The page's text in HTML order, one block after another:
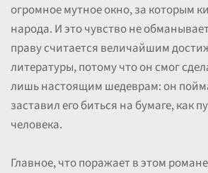
огромное мутное окно, за которым
народа. И это чувство не
праву считается величайшим
литературы, потому что он смог
лишь настоящим шедеврам: он
заставил его биться на бумаге, как
человека.
Главное, что поражает в этом